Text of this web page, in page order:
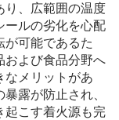
り、広範囲の温度
ールの劣化を心配
可能であるた
および食品分野へ
なメリットがあ
露が防止され、
起こす着火源も完